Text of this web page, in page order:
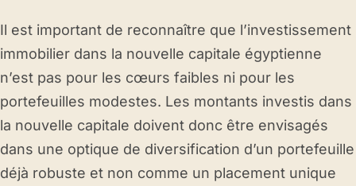
Il est important de reconnaître que l’investissement
immobilier dans la nouvelle capitale égyptienne
n’est pas pour les cœurs faibles ni pour les
portefeuilles modestes. Les montants investis dans
la nouvelle capitale doivent donc être envisagés
dans une optique de diversification d’un portefeuille
déjà robuste et non comme un placement unique